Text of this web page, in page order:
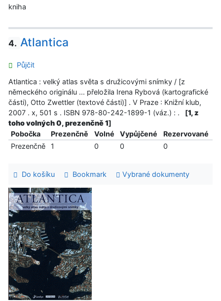
kniha
4. Atlantica
Půjčit
Atlantica : velký atlas světa s družicovými snímky / [z
německého originálu ... přeložila Irena Rybová (kartografické
části), Otto Zwettler (textové části)] . V Praze : Knižní klub,
2007 . x, 501 s . ISBN 978-80-242-1899-1 (váz.) : .
[1, z
toho volných 0, prezenčně 1]
Pobočka
Prezenčně Volné Vypůjčené
Rezervované
Prezenčně
1 0 0 0
Do košíku Bookmark Vybrané dokumenty